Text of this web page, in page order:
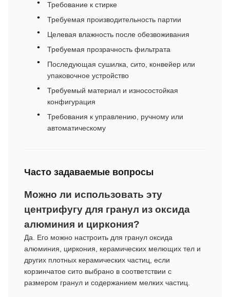
Требование к стирке
Требуемая производительность партии
Целевая влажность после обезвоживания
Требуемая прозрачность фильтрата
Последующая сушилка, сито, конвейер или
упаковочное устройство
Требуемый материал и износостойкая
конфигурация
Требования к управлению, ручному или
автоматическому
Часто задаваемые вопросы
Можно ли использовать эту
центрифугу для гранул из оксида
алюминия и циркония?
Да. Его можно настроить для гранул оксида
алюминия, циркония, керамических мелющих тел и
других плотных керамических частиц, если
корзинчатое сито выбрано в соответствии с
размером гранул и содержанием мелких частиц.